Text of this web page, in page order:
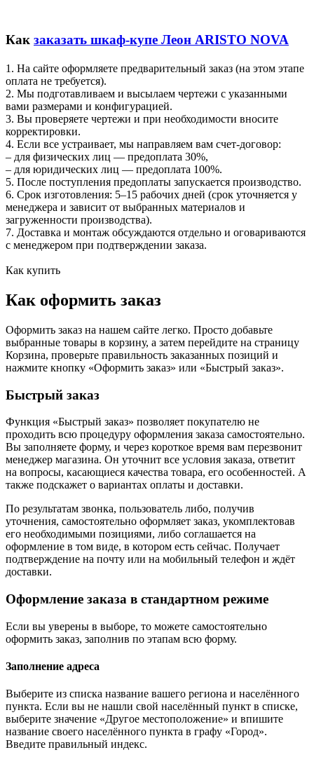
Как заказать шкаф-купе Леон ARISTO NOVA
1. На сайте оформляете предварительный заказ (на этом этапе
оплата не требуется).
2. Мы подготавливаем и высылаем чертежи с указанными
вами размерами и конфигурацией.
3. Вы проверяете чертежи и при необходимости вносите
корректировки.
4. Если все устраивает, мы направляем вам счет‑договор:
– для физических лиц — предоплата 30%,
– для юридических лиц — предоплата 100%.
5. После поступления предоплаты запускается производство.
6. Срок изготовления: 5–15 рабочих дней (срок уточняется у
менеджера и зависит от выбранных материалов и
загруженности производства).
7. Доставка и монтаж обсуждаются отдельно и оговариваются
с менеджером при подтверждении заказа.
Как купить
Как оформить заказ
Оформить заказ на нашем сайте легко. Просто добавьте
выбранные товары в корзину, а затем перейдите на страницу
Корзина, проверьте правильность заказанных позиций и
нажмите кнопку «Оформить заказ» или «Быстрый заказ».
Быстрый заказ
Функция «Быстрый заказ» позволяет покупателю не
проходить всю процедуру оформления заказа самостоятельно.
Вы заполняете форму, и через короткое время вам перезвонит
менеджер магазина. Он уточнит все условия заказа, ответит
на вопросы, касающиеся качества товара, его особенностей. А
также подскажет о вариантах оплаты и доставки.
По результатам звонка, пользователь либо, получив
уточнения, самостоятельно оформляет заказ, укомплектовав
его необходимыми позициями, либо соглашается на
оформление в том виде, в котором есть сейчас. Получает
подтверждение на почту или на мобильный телефон и ждёт
доставки.
Оформление заказа в стандартном режиме
Если вы уверены в выборе, то можете самостоятельно
оформить заказ, заполнив по этапам всю форму.
Заполнение адреса
Выберите из списка название вашего региона и населённого
пункта. Если вы не нашли свой населённый пункт в списке,
выберите значение «Другое местоположение» и впишите
название своего населённого пункта в графу «Город».
Введите правильный индекс.